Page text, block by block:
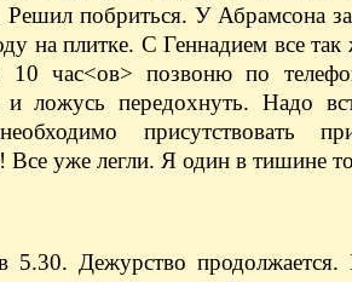
побриться. У Абрамсона
на плитке. С Геннадием все так
10 час<ов> позвоню по
ложусь передохнуть. Надо
присутствовать
уже легли. Я один в тишине
5.30. Дежурство продолжается.